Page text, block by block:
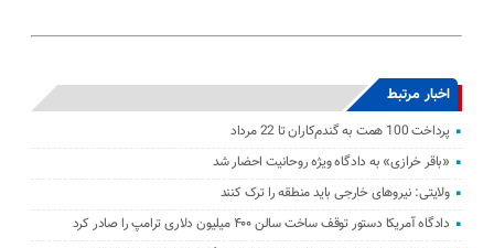
اخبار مرتبط
پرداخت 100 همت به گندم‌کاران تا 22 مرداد
«باقر خرازی» به دادگاه ویژه روحانیت احضار شد
ولایتی: نیرو‌های خارجی باید منطقه را ترک کنند
دادگاه آمریکا دستور توقف ساخت سالن ۴۰۰ میلیون دلاری ترامپ را صادر کرد